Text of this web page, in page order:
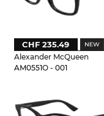
Alexander McQueen
AM0551O - 001
CHF 235.49